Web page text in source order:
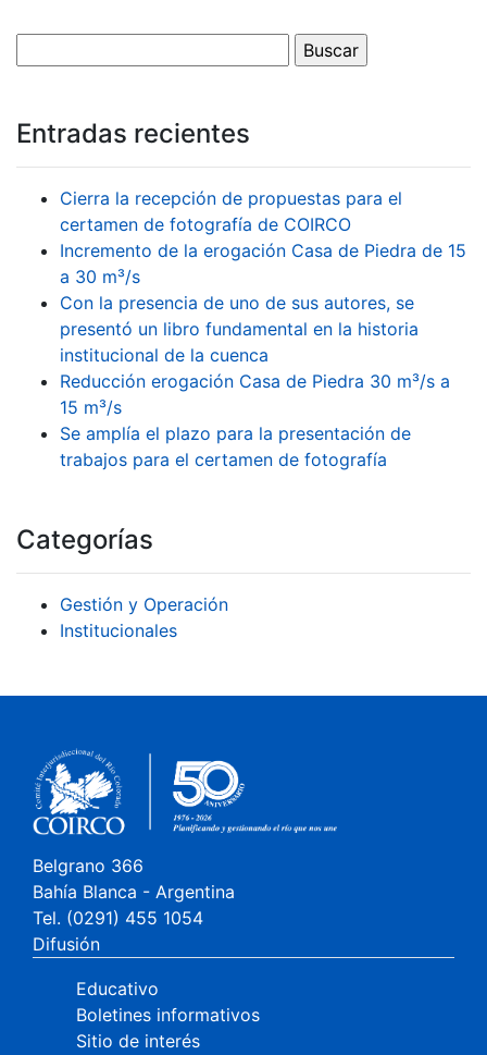
Entradas recientes
Cierra la recepción de propuestas para el
certamen de fotografía de COIRCO
Incremento de la erogación Casa de Piedra de 15
a 30 m³/s
Con la presencia de uno de sus autores, se
presentó un libro fundamental en la historia
institucional de la cuenca
Reducción erogación Casa de Piedra 30 m³/s a
15 m³/s
Se amplía el plazo para la presentación de
trabajos para el certamen de fotografía
Categorías
Gestión y Operación
Institucionales
Belgrano 366
Bahía Blanca - Argentina
Tel. (0291) 455 1054
Difusión
Educativo
Boletines informativos
Sitio de interés